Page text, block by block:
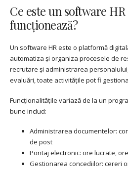
Ce este un software
funcționează?
Un software HR este o platformă
automatiza și organiza procesele de
recrutare și administrarea
evaluări, toate activitățile pot fi
Funcționalitățile variază de la un
bune includ:
Administrarea documentelor:
de post
Pontaj electronic: ore lucrate,
Gestionarea concediilor: cereri